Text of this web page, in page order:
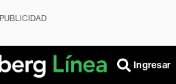
PUBLICIDAD
Ingresar